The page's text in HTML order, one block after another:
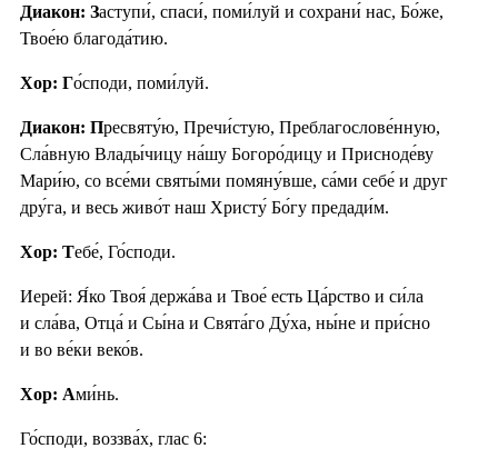
Диакон: Заступи́, спаси́, поми́луй и сохрани́ нас, Бо́же,
Твое́ю благода́тию.
Хор: Го́споди, поми́луй.
Диакон: Пресвяту́ю, Пречи́стую, Преблагослове́нную,
Сла́вную Влады́чицу на́шу Богоро́дицу и Присноде́ву
Мари́ю, со все́ми святы́ми помяну́вше, са́ми себе́ и друг
дру́га, и весь живо́т наш Христу́ Бо́гу предади́м.
Хор: Тебе́, Го́споди.
Иерей: Я́ко Твоя́ держа́ва и Твое́ есть Ца́рство и си́ла
и сла́ва, Отца́ и Сы́на и Свята́го Ду́ха, ны́не и при́сно
и во ве́ки веко́в.
Хор: Ами́нь.
Го́споди, воззва́х, глас 6: